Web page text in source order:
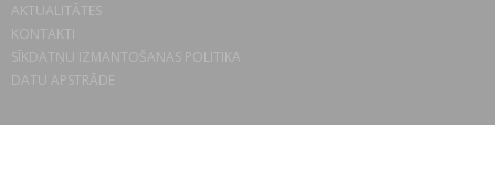
AKTUALITĀTES
KONTAKTI
SĪKDATŅU IZMANTOŠANAS POLITIKA
DATU APSTRĀDE